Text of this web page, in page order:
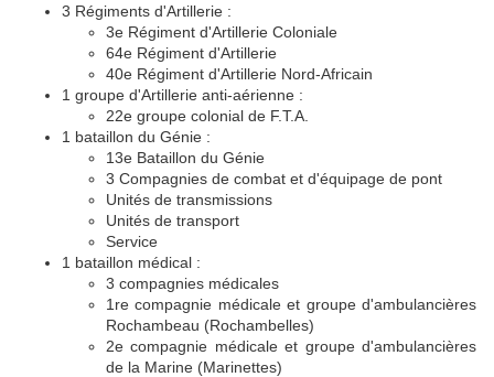
3 Régiments d'Artillerie :
3e Régiment d'Artillerie Coloniale
64e Régiment d'Artillerie
40e Régiment d'Artillerie Nord-Africain
1 groupe d'Artillerie anti-aérienne :
22e groupe colonial de F.T.A.
1 bataillon du Génie :
13e Bataillon du Génie
3 Compagnies de combat et d'équipage de pont
Unités de transmissions
Unités de transport
Service
1 bataillon médical :
3 compagnies médicales
1re compagnie médicale et groupe d'ambulancières
Rochambeau (Rochambelles)
2e compagnie médicale et groupe d'ambulancières
de la Marine (Marinettes)